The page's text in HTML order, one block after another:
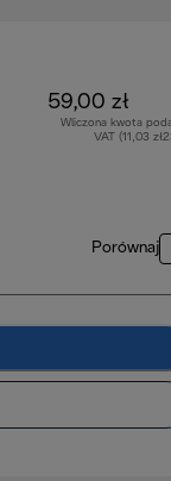
59,00 zł
Wliczona kwota
VAT (11,03
Porównaj